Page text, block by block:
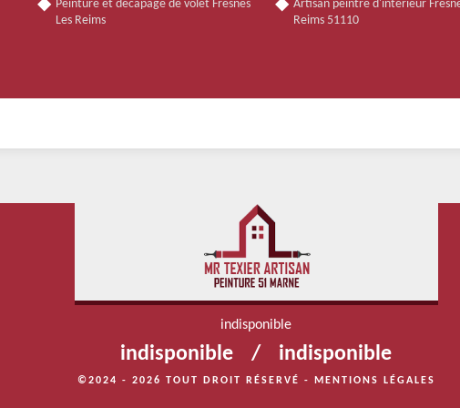
Peinture et décapage de volet Fresnes
Les Reims
Artisan peintre d'intérieur
Reims 51110
indisponible
indisponible / indisponible
©2024 - 2026 TOUT DROIT RÉSERVÉ - MENTIONS LÉGALES